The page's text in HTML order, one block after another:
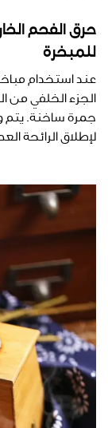
حرق الفحم
للمبخرة
عند استخدام
الجزء الخلفي من
جمرة ساخنة. يتم
لإطلاق الرائحة